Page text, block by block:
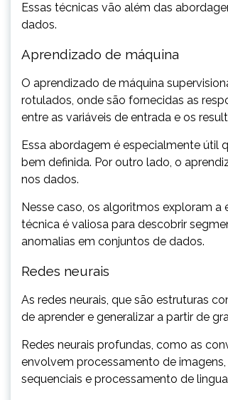
Essas técnicas vão além das
dados.
Aprendizado de máquina
O aprendizado de máquina
rotulados, onde são fornecidas as
entre as variáveis de entrada e os
Essa abordagem é especialmente útil
bem definida. Por outro lado, o
nos dados.
Nesse caso, os algoritmos exploram
técnica é valiosa para descobrir
anomalias em conjuntos de dados.
Redes neurais
As redes neurais, que são estruturas
de aprender e generalizar a partir de
Redes neurais profundas, como as
envolvem processamento de
sequenciais e processamento de